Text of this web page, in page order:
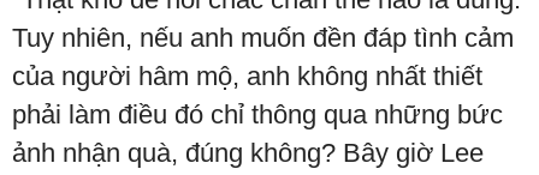
Tuy nhiên, nếu anh muốn đền đáp tình cảm
của người hâm mộ, anh không nhất thiết
phải làm điều đó chỉ thông qua những bức
ảnh nhận quà, đúng không? Bây giờ Lee